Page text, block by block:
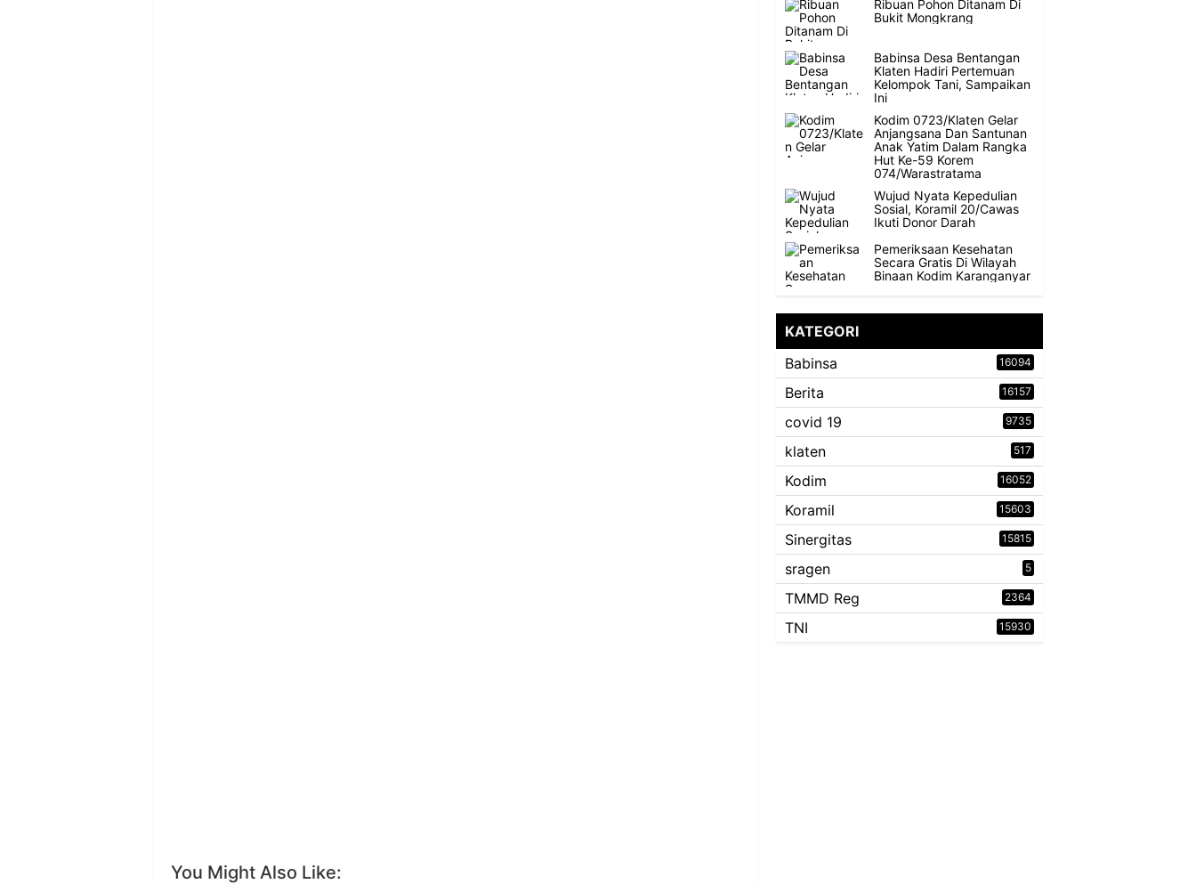
You Might Also Like:
Ribuan Pohon Ditanam Di
Bukit Mongkrang
Babinsa Desa Bentangan
Klaten Hadiri Pertemuan
Kelompok Tani, Sampaikan
Ini
Kodim 0723/Klaten Gelar
Anjangsana Dan Santunan
Anak Yatim Dalam Rangka
Hut Ke-59 Korem
074/Warastratama
Wujud Nyata Kepedulian
Sosial, Koramil 20/Cawas
Ikuti Donor Darah
Pemeriksaan Kesehatan
Secara Gratis Di Wilayah
Binaan Kodim Karanganyar
KATEGORI
Babinsa
16094
Berita 16157
covid 19 9735
klaten 517
Kodim 16052
Koramil 15603
Sinergitas 15815
sragen 5
TMMD Reg 2364
TNI 15930